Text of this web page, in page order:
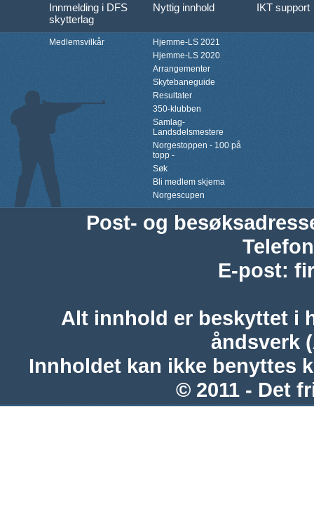
Innmelding i DFS
skytterlag
Nyttig innhold IKT support
Medlemsvilkår
Hjemme-LS 2021
Hjemme-LS 2020
Arrangementer
Skytebaneguide
Resultater
350-klubben
Samlag-
Landsdelsmestere
Norgestoppen - 100 på
topp -
Søk
Bli medlem skjema
Norgescupen
Post- og
Telefon
E-post:
Alt innhold er beskyttet i
åndsverk
Innholdet kan ikke benyttes
© 2011 - Det